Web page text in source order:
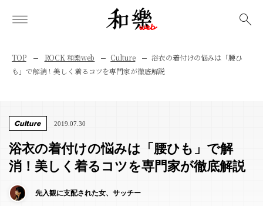
TOP ROCK 和樂web Culture
浴衣の着付けの悩みは「腰ひ
も」で解消！美しく着るコツを専門家が徹底解説
Culture 2019.07.30
浴衣の着付けの悩みは「腰ひも」で解
消！美しく着るコツを専門家が徹底解説
先入観に支配された女、サッチー